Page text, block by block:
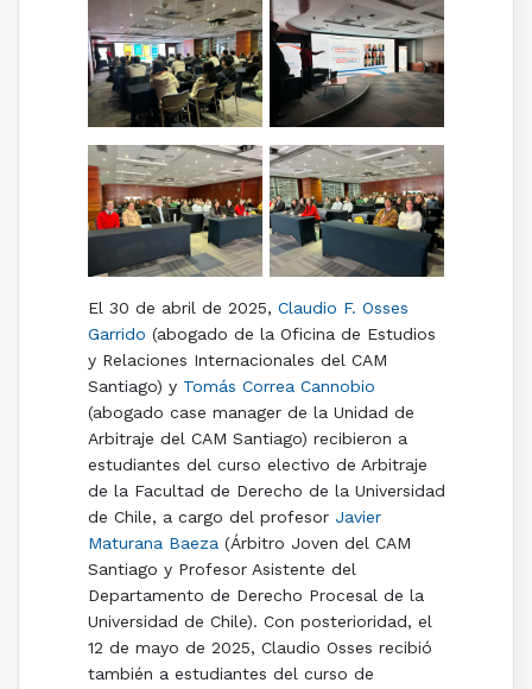
El 30 de abril de 2025, Claudio F. Osses
Garrido (abogado de la Oficina de Estudios
y Relaciones Internacionales del CAM
Santiago) y Tomás Correa Cannobio
(abogado case manager de la Unidad de
Arbitraje del CAM Santiago) recibieron a
estudiantes del curso electivo de Arbitraje
de la Facultad de Derecho de la Universidad
de Chile, a cargo del profesor Javier
Maturana Baeza (Árbitro Joven del CAM
Santiago y Profesor Asistente del
Departamento de Derecho Procesal de la
Universidad de Chile). Con posterioridad, el
12 de mayo de 2025, Claudio Osses recibió
también a estudiantes del curso de